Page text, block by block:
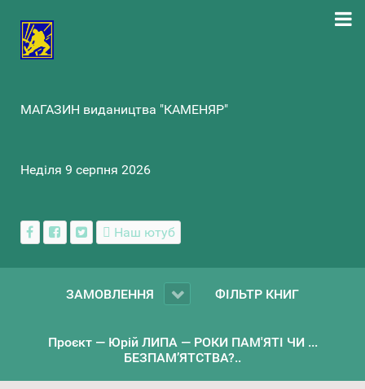
МАГАЗИН видаництва "КАМЕНЯР"
Неділя 9 серпня 2026
Наш ютуб
ЗАМОВЛЕННЯ ФІЛЬТР КНИГ
Проєкт — Юрій ЛИПА — РОКИ ПАМ'ЯТІ ЧИ ...
БЕЗПАМ’ЯТСТВА?..